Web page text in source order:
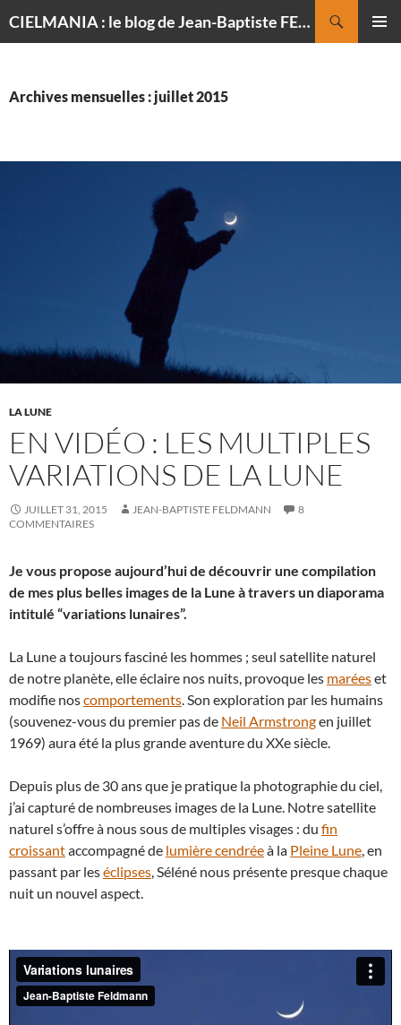
CIELMANIA : le blog de Jean-Baptiste FELDMANN, photographe du ciel
Archives mensuelles : juillet 2015
LA LUNE
EN VIDÉO : LES MULTIPLES
VARIATIONS DE LA LUNE
JUILLET 31, 2015 JEAN-BAPTISTE FELDMANN
8
COMMENTAIRES
Je vous propose aujourd’hui de découvrir une compilation
de mes plus belles images de la Lune à travers un diaporama
intitulé “variations lunaires”.
La Lune a toujours fasciné les hommes ; seul satellite naturel
de notre planète, elle éclaire nos nuits, provoque les maréeset
modifie noscomportements. Son exploration par les humains
(souvenez-vous du premier pas de Neil Armstrongen juillet
1969) aura été la plus grande aventure du XXe siècle.
Depuis plus de 30 ans que je pratique la photographie du ciel,
j’ai capturé de nombreuses images de la Lune. Notre satellite
naturel s’offre à nous sous de multiples visages : du fin
croissantaccompagné de lumière cendréeà la Pleine Lune, en
passant par leséclipses, Séléné nous présente presque chaque
nuit un nouvel aspect.